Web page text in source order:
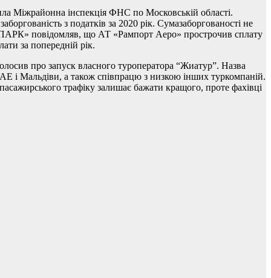
Міжрайонна інспекція ФНС по Московській області.
з податків за 2020 рік. Сумазаборгованості не
повідомляв, що АТ «Рампорт Аеро» прострочив сплату
за попередній рік.
про запуск власного туроператора “Жиатур”. Назва
і Мальдіви, а також співпрацю з низкою інших туркомпаній.
трафіку залишає бажати кращого, проте фахівці